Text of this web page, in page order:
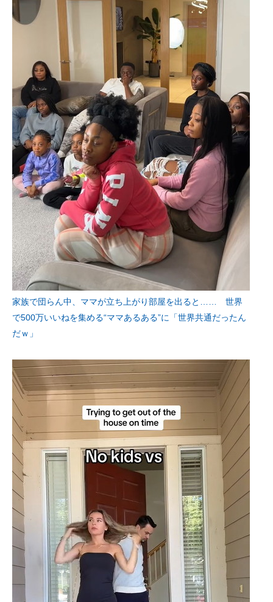
家族で団らん中、ママが立ち上がり部屋を出ると…… 世界
で500万いいねを集める“ママあるある”に「世界共通だったん
だｗ」